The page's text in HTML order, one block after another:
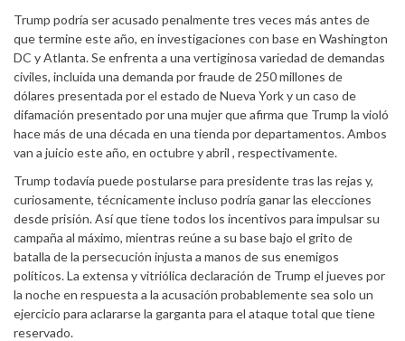
Trump podría ser acusado penalmente tres veces más antes de
que termine este año, en investigaciones con base en Washington
DC y Atlanta. Se enfrenta a una vertiginosa variedad de demandas
civiles, incluida una demanda por fraude de 250 millones de
dólares presentada por el estado de Nueva York y un caso de
difamación presentado por una mujer que afirma que Trump la violó
hace más de una década en una tienda por departamentos. Ambos
van a juicio este año, en octubre y abril , respectivamente.
Trump todavía puede postularse para presidente tras las rejas y,
curiosamente, técnicamente incluso podría ganar las elecciones
desde prisión. Así que tiene todos los incentivos para impulsar su
campaña al máximo, mientras reúne a su base bajo el grito de
batalla de la persecución injusta a manos de sus enemigos
políticos. La extensa y vitriólica declaración de Trump el jueves por
la noche en respuesta a la acusación probablemente sea solo un
ejercicio para aclararse la garganta para el ataque total que tiene
reservado.